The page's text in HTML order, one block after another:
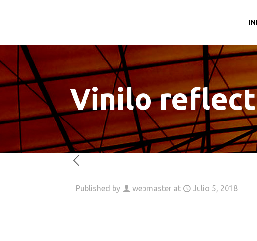
Vinilo
Published by webmaster at Julio 5, 2018